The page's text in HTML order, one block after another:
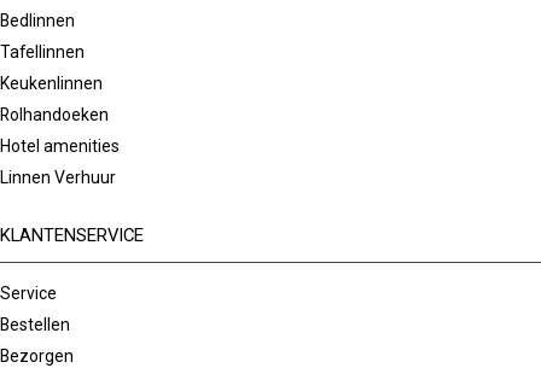
Bedlinnen
Tafellinnen
Keukenlinnen
Rolhandoeken
Hotel amenities
Linnen Verhuur
KLANTENSERVICE
Service
Bestellen
Bezorgen